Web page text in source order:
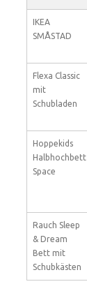
IKEA
SMÅSTAD
Flexa Classic
mit
Schubladen
Hoppekids
Halbhochbett
Space
Rauch Sleep
& Dream
Bett mit
Schubkästen